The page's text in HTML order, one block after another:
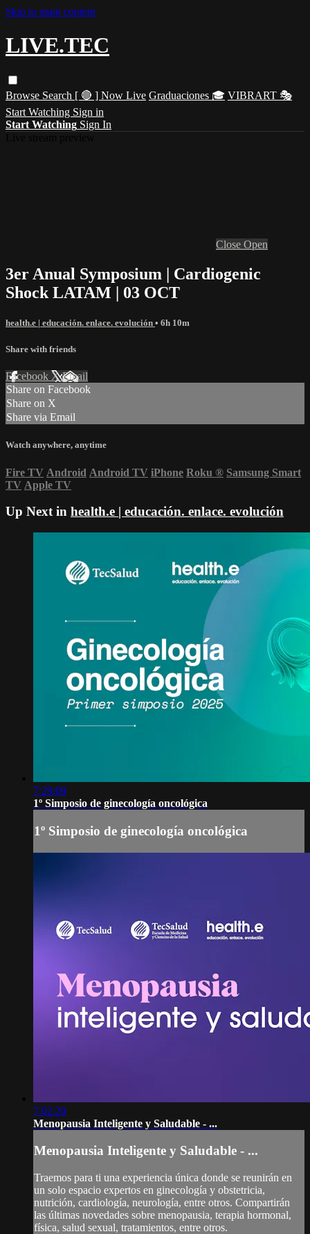
Skip to main content
LIVE.TEC
Browse Search [ 🔴 ] Now Live Graduaciones 🎓 VIBRART 🎭
Start Watching Sign in
Start Watching Sign In
Close Open
3er Anual Symposium | Cardiogenic
Shock LATAM | 03 OCT
health.e | educación. enlace. evolución • 6h 10m
Share with friends
Facebook XEmail
Share on Facebook
Share on X
Share via Email
Watch anywhere, anytime
Fire TV Android Android TV iPhone Roku ® Samsung Smart
TV Apple TV
Up Next in health.e | educación. enlace. evolución
7:29:09
1º Simposio de ginecología oncológica
1º Simposio de ginecología oncológica
7:02:20
Menopausia Inteligente y Saludable - ...
Menopausia Inteligente y Saludable - ...
Traemos para ti una experiencia única donde se reunirán en
un solo espacio expertos en ginecología y obstetricia,
nutrición, cardiología, neurología, entre otros. Compartirán
las últimas novedades sobre menopausia, terapia hormonal,
física, salud sexual, tratamientos, entre otros.